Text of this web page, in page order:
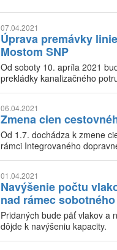
07.04.2021
Úprava premávky
Mostom SNP
Od soboty 10. apríla 2021
prekládky kanalizačného
kanalizačného potrubia
50 a 70 pod Mostom SNP.
06.04.2021
Zmena cien
Od 1.7. dochádza k zmene
rámci Integrovaného
01.04.2021
Navýšenie počtu
nad rámec
Pridaných bude päť vlakov a
dôjde k navýšeniu kapacity.